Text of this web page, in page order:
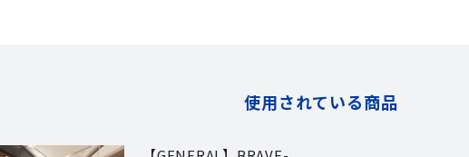
使用されている商品